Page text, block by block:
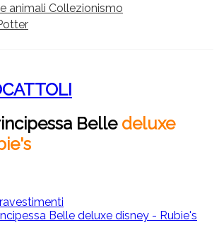
animali Collezionismo
Belle deluxe
Belle deluxe disney - Rubie's